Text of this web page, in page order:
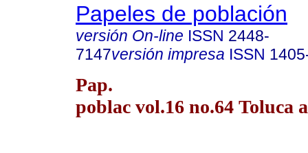
Papeles de población
versión On-line ISSN 2448-
7147versión impresa ISSN
Pap.
poblac vol.16 no.64 Toluca